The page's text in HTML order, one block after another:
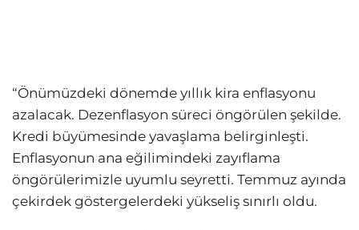
“Önümüzdeki dönemde yıllık kira enflasyonu
azalacak. Dezenflasyon süreci öngörülen şekilde.
Kredi büyümesinde yavaşlama belirginleşti.
Enflasyonun ana eğilimindeki zayıflama
öngörülerimizle uyumlu seyretti. Temmuz ayında
çekirdek göstergelerdeki yükseliş sınırlı oldu.